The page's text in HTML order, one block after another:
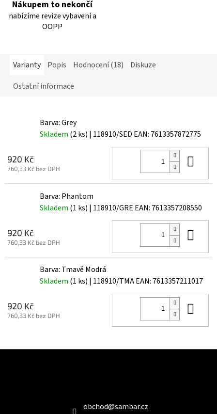
Nákupem to nekončí
nabízíme revize vybavení a
OOPP
Varianty Popis Hodnocení (18)
Diskuze
Ostatní informace
Barva: Grey
Skladem (2 ks) | 118910/SED EAN: 7613357872775
920 Kč
760,33 Kč bez DPH
Barva: Phantom
Skladem (1 ks) | 118910/GRE EAN: 7613357208550
920 Kč
760,33 Kč bez DPH
Barva: Tmavě Modrá
Skladem (1 ks) | 118910/TMAEAN: 7613357211017
920 Kč
760,33 Kč bez DPH
obchod@sambar.cz